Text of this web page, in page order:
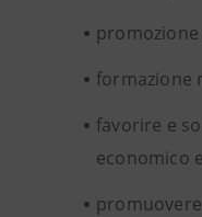
formazione
favorire e
economico